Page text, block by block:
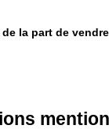
la part de